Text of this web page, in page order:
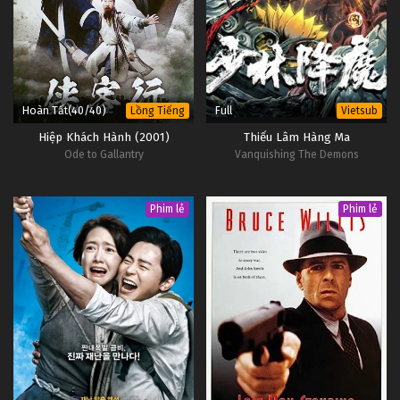
Thôn Tính Bầu Trời Tập 62
Tập 62
Thôn Tính Bầu Trời Tập 61
Tập 61
Thôn Tính Bầu Trời Tập 60
Thôn Tính Bầu Trời Tập 59
Tập 59
Thôn Tính Bầu Trời Tập 58
Tập 58
Thôn Tính Bầu Trời Tập 57
Tập 57
Hoàn Tất(40/40) Lồng Tiếng
Hiệp Khách Hành (2001)
Ode to Gallantry
Full Vietsub
Thiếu Lâm Hàng Ma
Vanquishing The Demons
Phim lẻ Phim lẻ